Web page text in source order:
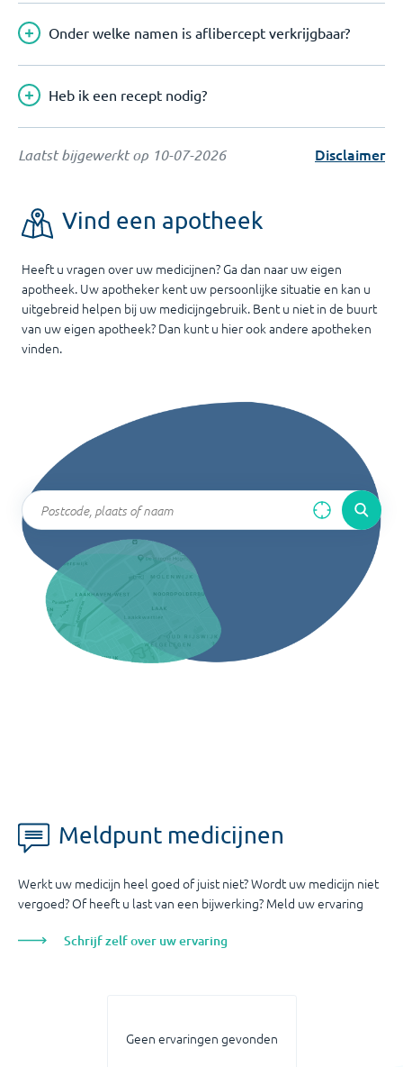
Onder welke namen is aflibercept verkrijgbaar?
Heb ik een recept nodig?
Laatst bijgewerkt op 10-07-2026 Disclaimer
Vind een apotheek
Heeft u vragen over uw medicijnen? Ga dan naar uw eigen
apotheek. Uw apotheker kent uw persoonlijke situatie en kan u
uitgebreid helpen bij uw medicijngebruik. Bent u niet in de buurt
van uw eigen apotheek? Dan kunt u hier ook andere apotheken
vinden.
Meldpunt medicijnen
Werkt uw medicijn heel goed of juist niet? Wordt uw medicijn niet
vergoed? Of heeft u last van een bijwerking? Meld uw ervaring
Schrijf zelf over uw ervaring
Geen ervaringen gevonden